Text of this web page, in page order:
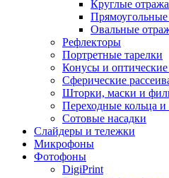
Круглые
Прямоугольные
Овальные
Рефлекторы
Портретные тарелки
Конусы и оптические
Сферические
Шторки, маски и
Переходные кольца и
Сотовые насадки
Слайдеры и тележки
Микрофоны
Фотофоны
DigiPrint